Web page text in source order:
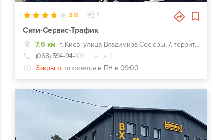
3.8 1
Сити-Сервис-Трафик
7.6 км
г. Киев, улица Владимира Сосюры, 7, территория автошколы
(068) 594-94-ХХ
+ еще 3
Закрыто: откроется в ПН в 09:00